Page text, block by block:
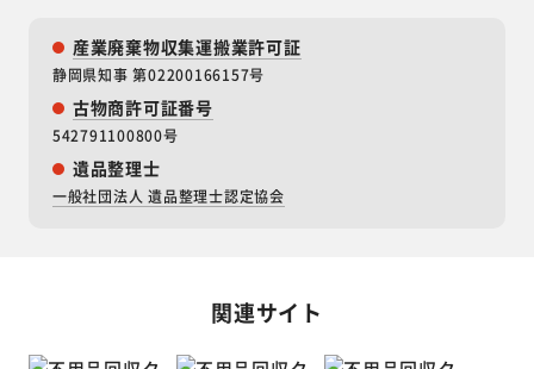
産業廃棄物収集運搬業許可証
静岡県知事 第02200166157号
古物商許可証番号
542791100800号
遺品整理士
一般社団法人 遺品整理士認定協会
関連サイト